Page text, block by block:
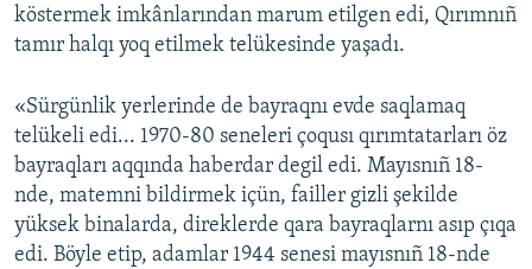
köstermek imkânlarından marum etilgen edi, Qırımnıñ
tamır halqı yoq etilmek telükesinde yaşadı.
«Sürgünlik yerlerinde de bayraqnı evde saqlamaq
telükeli edi... 1970-80 seneleri çoqusı qırımtatarları öz
bayraqları aqqında haberdar degil edi. Mayısnıñ 18-
nde, matemni bildirmek içün, failler gizli şekilde
yüksek binalarda, direklerde qara bayraqlarnı asıp çıqa
edi. Böyle etip, adamlar 1944 senesi mayısnıñ 18-nde